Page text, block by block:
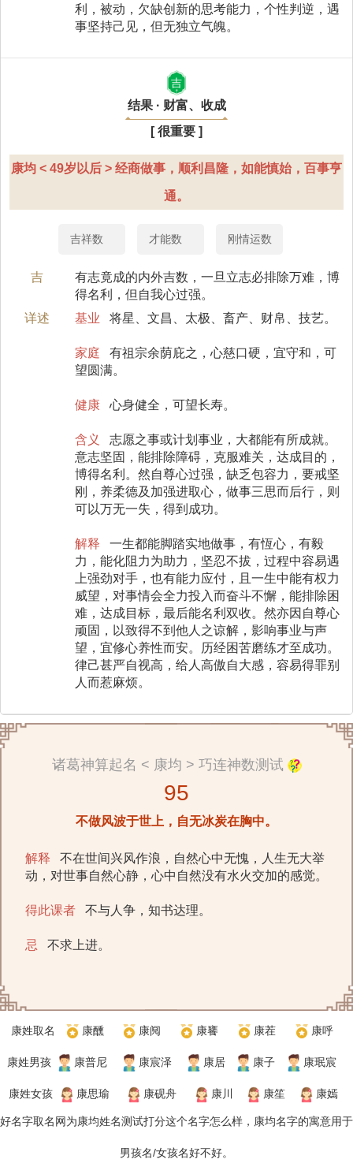
利，被动，欠缺创新的思考能力，个性判逆，遇
事坚持己见，但无独立气魄。
吉
结果 · 财富、收成
[ 很重要 ]
康均 < 49岁以后 > 经商做事，顺利昌隆，如能慎始，百事亨
通。
吉祥数 才能数 刚情运数
吉
有志竟成的内外吉数，一旦立志必排除万难，博
得名利，但自我心过强。
详述
基业 将星、文昌、太极、畜产、财帛、技艺。
家庭
有祖宗余荫庇之，心慈口硬，宜守和，可
望圆满。
健康 心身健全，可望长寿。
含义
志愿之事或计划事业，大都能有所成就。
意志坚固，能排除障碍，克服难关，达成目的，
博得名利。然自尊心过强，缺乏包容力，要戒坚
刚，养柔德及加强进取心，做事三思而后行，则
可以万无一失，得到成功。
解释
一生都能脚踏实地做事，有恆心，有毅
力，能化阻力为助力，坚忍不拔，过程中容易遇
上强劲对手，也有能力应付，且一生中能有权力
威望，对事情会全力投入而奋斗不懈，能排除困
难，达成目标，最后能名利双收。然亦因自尊心
顽固，以致得不到他人之谅解，影响事业与声
望，宜修心养性而安。历经困苦磨练才至成功。
律己甚严自视高，给人高傲自大感，容易得罪别
人而惹麻烦。
诸葛神算起名 < 康均 > 巧连神数测试
95
不做风波于世上，自无冰炭在胸中。
解释
不在世间兴风作浪，自然心中无愧，人生无大举
动，对世事自然心静，心中自然没有水火交加的感觉。
得此课者 不与人争，知书达理。
忌 不求上进。
康姓取名 康醺 康阋 康饔 康茬 康呼
康姓男孩 康普尼 康宸泽 康居 康子 康珉宸
康姓女孩 康思瑜 康砚舟 康川 康笙 康嫣
好名字取名网为康均姓名测试打分这个名字怎么样， 康均名字的寓意用于
男孩名/女孩名好不好。